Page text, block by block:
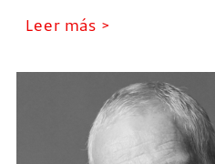
Leer más >